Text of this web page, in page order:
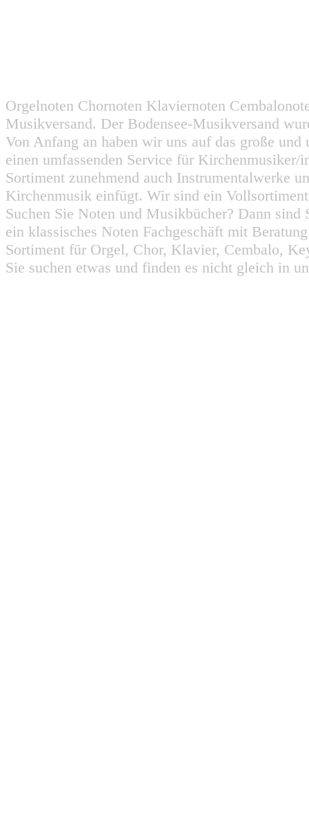
Orgelnoten Chornoten Klaviernoten
Musikversand. Der Bodensee-Musikversand
Von Anfang an haben wir uns auf das große
einen umfassenden Service für
Sortiment zunehmend auch Instrumentalwerke
Kirchenmusik einfügt. Wir sind ein
Suchen Sie Noten und Musikbücher? Dann
ein klassisches Noten Fachgeschäft mit
Sortiment für Orgel, Chor, Klavier, Cembalo,
Sie suchen etwas und finden es nicht gleich in